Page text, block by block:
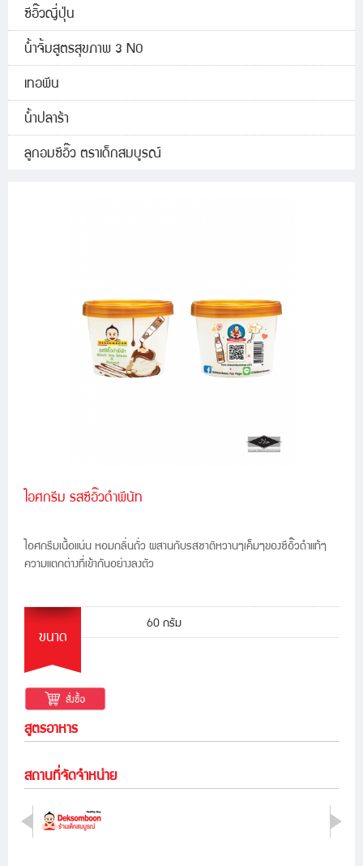
ซีอิ๊วญี่ปุ่น
น้ำจิ้มสูตรสุขภาพ 3 NO
เทอพีน
น้ำปลาร้า
ลูกอมซีอิ๊ว ตราเด็กสมบูรณ์
ไอศกรีม รสซีอิ๊วดำพีนัท
ไอศกรีมเนื้อแน่น หอมกลิ่นถั่ว ผสานกับรสชาติหวานๆเค็มๆของซีอิ๊วดำแท้ๆ
ความแตกต่างที่เข้ากันอย่างลงตัว
ขนาด
60 กรัม
สูตรอาหาร
สถานที่จัดจำหน่าย